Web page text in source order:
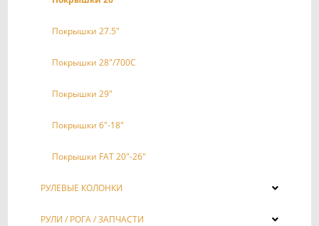
Покрышки 27.5"
Покрышки 28"/700С
Покрышки 29"
Покрышки 6"-18"
Покрышки FAT 20"-26"
РУЛЕВЫЕ КОЛОНКИ
РУЛИ / РОГА / ЗАПЧАСТИ